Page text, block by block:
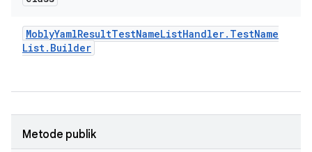
MoblyYamlResultTestNameListHandler. TestName
List. Builder
Metode publik